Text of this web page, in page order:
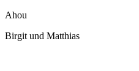
Ahou
Birgit und Matthias